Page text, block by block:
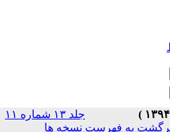
جلد ۱۳ شماره ۱۱
به فهرست نسخه ها